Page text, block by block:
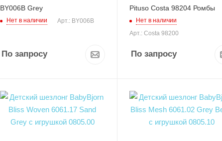
BY006B Grey
Нет в наличии Арт.: BY006B
По запросу
Pituso Costa 98204 Ромбы
Нет в наличии
Арт.: Costa 98200
По запросу